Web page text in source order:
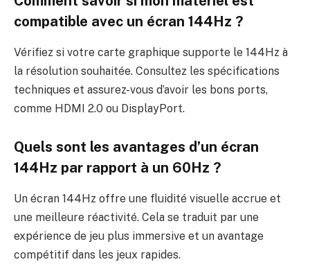
compatible avec un écran 144Hz ?
Vérifiez si votre carte graphique supporte le 144Hz à
la résolution souhaitée. Consultez les spécifications
techniques et assurez-vous d’avoir les bons ports,
comme HDMI 2.0 ou DisplayPort.
Quels sont les avantages d’un écran
144Hz par rapport à un 60Hz ?
Un écran 144Hz offre une fluidité visuelle accrue et
une meilleure réactivité. Cela se traduit par une
expérience de jeu plus immersive et un avantage
compétitif dans les jeux rapides.